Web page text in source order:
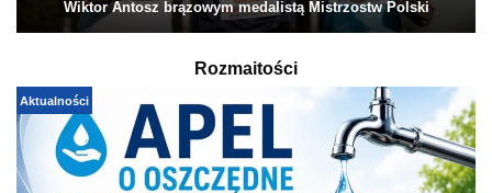
Wiktor Antosz brązowym medalistą Mistrzostw Polski
Rozmaitości
Aktualności